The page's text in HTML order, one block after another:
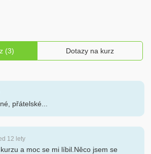
(3) Dotazy na kurz
přátelské...
12 lety
a moc se mi líbil.Něco jsem se